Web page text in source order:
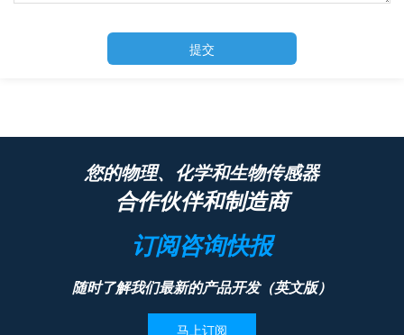
提交
您的物理、化学和生物传感器
合作伙伴和制造商
订阅咨询快报
随时了解我们最新的产品开发（英文版）
马上订阅